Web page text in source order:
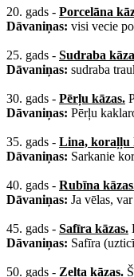
20. gads - Porcelāna
Dāvaniņas: visi vecie
25. gads - Sudraba
Dāvaniņas: sudraba
30. gads - Pērļu kāzas.
Dāvaniņas: Pērļu
35. gads - Lina, koraļļu
Dāvaniņas: Sarkanie
40. gads - Rubīna
Dāvaniņas: Ja vēlas,
45. gads - Safīra kāzas.
Dāvaniņas: Safīra
50. gads - Zelta kāzas.